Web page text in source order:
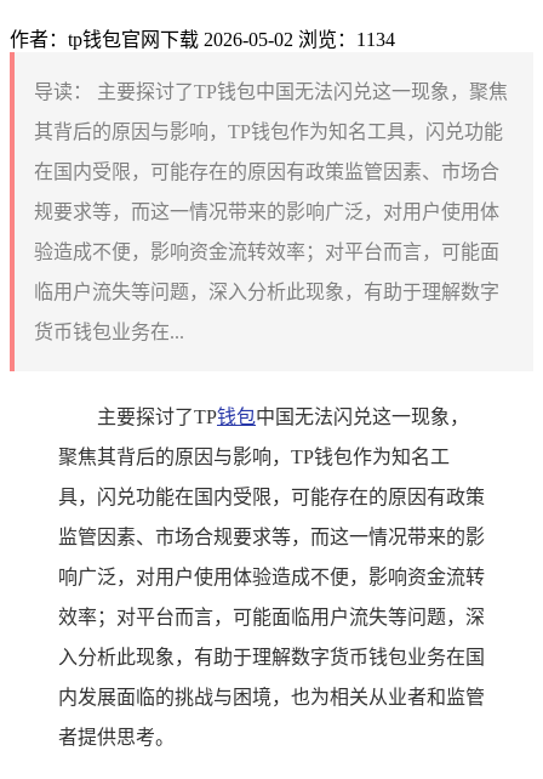
作者：tp钱包官网下载 2026-05-02 浏览：1134
导读：
主要探讨了TP钱包中国无法闪兑这一现象，聚焦
其背后的原因与影响，TP钱包作为知名工具，闪兑功能
在国内受限，可能存在的原因有政策监管因素、市场合
规要求等，而这一情况带来的影响广泛，对用户使用体
验造成不便，影响资金流转效率；对平台而言，可能面
临用户流失等问题，深入分析此现象，有助于理解数字
货币钱包业务在...
主要探讨了TP钱包中国无法闪兑这一现象，
聚焦其背后的原因与影响，TP钱包作为知名工
具，闪兑功能在国内受限，可能存在的原因有政策
监管因素、市场合规要求等，而这一情况带来的影
响广泛，对用户使用体验造成不便，影响资金流转
效率；对平台而言，可能面临用户流失等问题，深
入分析此现象，有助于理解数字货币钱包业务在国
内发展面临的挑战与困境，也为相关从业者和监管
者提供思考。